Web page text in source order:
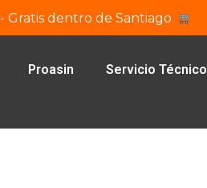
- Gratis dentro de Santiago
Proasin Servicio Técnico